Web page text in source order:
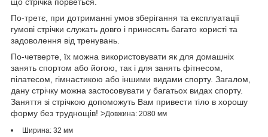
По-третє, при дотриманні умов зберігання та експлуатації
гумові стрічки служать довго і приносять багато користі та
задоволення від тренувань.
По-четверте, їх можна використовувати як для домашніх
занять спортом або йогою, так і для занять фітнесом,
пілатесом, гімнастикою або іншими видами спорту. Загалом,
дану стрічку можна застосовувати у багатьох видах спорту.
Заняття зі стрічкою допоможуть Вам привести тіло в хорошу
форму без труднощів! >Довжина: 2080 мм
Ширина: 32 мм